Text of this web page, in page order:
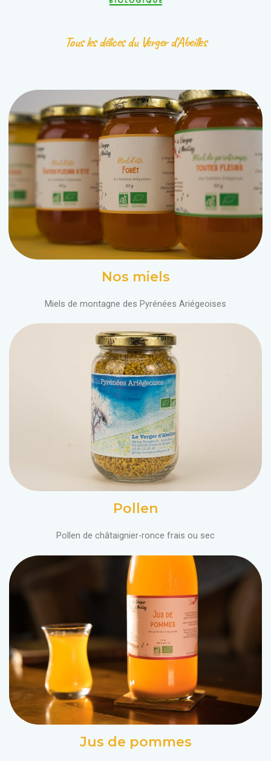
Tous les délices du Verger d'Abeilles
Nos miels
Miels de montagne des Pyrénées Ariégeoises
Pollen
Pollen de châtaignier-ronce frais ou sec
Jus de pommes